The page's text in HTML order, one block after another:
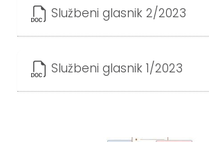
Službeni glasnik 2/2023
Službeni glasnik 1/2023